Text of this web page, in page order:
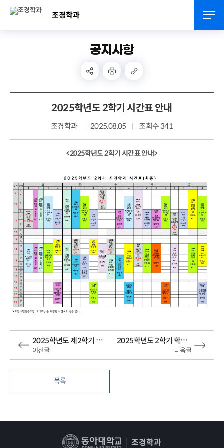
조경학과
공지사항
2025학년도 2학기 시간표 안내
조경학과 2025.08.05 조회수 341
<2025학년도 2학기 시간표 안내>
이전글
2025학년도 제2학기 추가복학 안내
다음글
2025학년도 2학기 학부 수강신청 안내
목록
조경학과